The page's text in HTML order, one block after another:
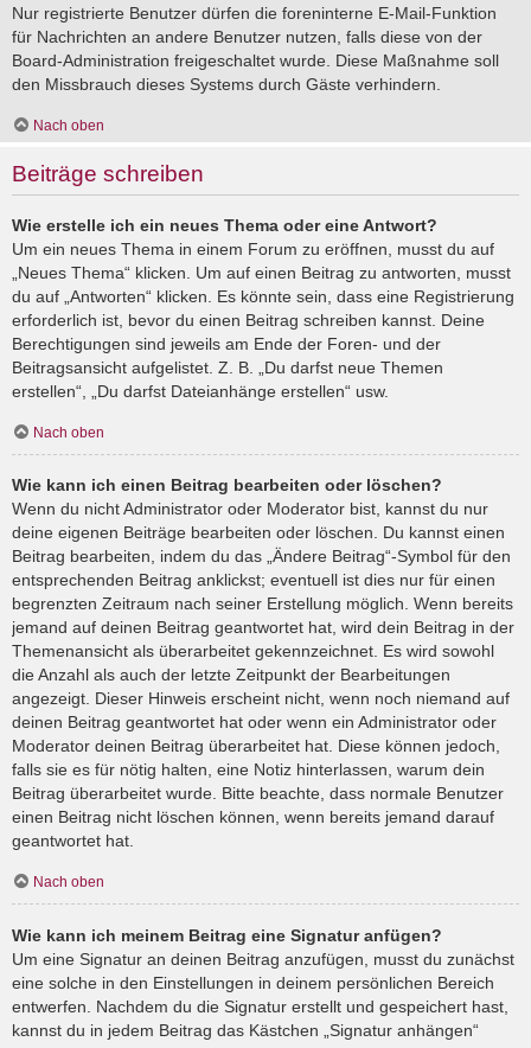
Nur registrierte Benutzer dürfen die foreninterne E-Mail-Funktion
für Nachrichten an andere Benutzer nutzen, falls diese von der
Board-Administration freigeschaltet wurde. Diese Maßnahme soll
den Missbrauch dieses Systems durch Gäste verhindern.
Nach oben
Beiträge schreiben
Wie erstelle ich ein neues Thema oder eine Antwort?
Um ein neues Thema in einem Forum zu eröffnen, musst du auf
„Neues Thema“ klicken. Um auf einen Beitrag zu antworten, musst
du auf „Antworten“ klicken. Es könnte sein, dass eine Registrierung
erforderlich ist, bevor du einen Beitrag schreiben kannst. Deine
Berechtigungen sind jeweils am Ende der Foren- und der
Beitragsansicht aufgelistet. Z. B. „Du darfst neue Themen
erstellen“, „Du darfst Dateianhänge erstellen“ usw.
Nach oben
Wie kann ich einen Beitrag bearbeiten oder löschen?
Wenn du nicht Administrator oder Moderator bist, kannst du nur
deine eigenen Beiträge bearbeiten oder löschen. Du kannst einen
Beitrag bearbeiten, indem du das „Ändere Beitrag“-Symbol für den
entsprechenden Beitrag anklickst; eventuell ist dies nur für einen
begrenzten Zeitraum nach seiner Erstellung möglich. Wenn bereits
jemand auf deinen Beitrag geantwortet hat, wird dein Beitrag in der
Themenansicht als überarbeitet gekennzeichnet. Es wird sowohl
die Anzahl als auch der letzte Zeitpunkt der Bearbeitungen
angezeigt. Dieser Hinweis erscheint nicht, wenn noch niemand auf
deinen Beitrag geantwortet hat oder wenn ein Administrator oder
Moderator deinen Beitrag überarbeitet hat. Diese können jedoch,
falls sie es für nötig halten, eine Notiz hinterlassen, warum dein
Beitrag überarbeitet wurde. Bitte beachte, dass normale Benutzer
einen Beitrag nicht löschen können, wenn bereits jemand darauf
geantwortet hat.
Nach oben
Wie kann ich meinem Beitrag eine Signatur anfügen?
Um eine Signatur an deinen Beitrag anzufügen, musst du zunächst
eine solche in den Einstellungen in deinem persönlichen Bereich
entwerfen. Nachdem du die Signatur erstellt und gespeichert hast,
kannst du in jedem Beitrag das Kästchen „Signatur anhängen“